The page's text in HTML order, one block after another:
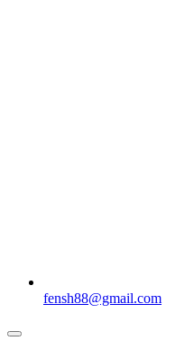
fensh88@gmail.com